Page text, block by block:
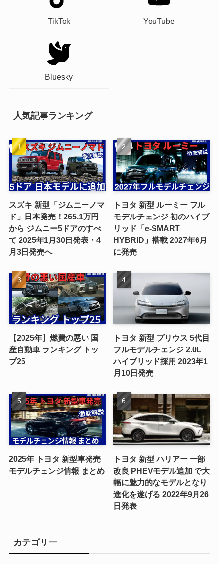
TikTok YouTube
Bluesky
人気記事ランキング
スズキ 新型「ジムニーノマ
ド」日本発売！265.1万円
から ジムニー5ドアのすべ
て 2025年1月30日発表・4
月3日発売へ
トヨタ 新型 ルーミー フル
モデルチェンジ 初のハイブ
リッド「e-SMART
HYBRID」搭載 2027年6月
に発売
【2025年】燃費の悪い 国
産自動車 ランキング トッ
プ25
トヨタ 新型 プリウス 5代目
フルモデルチェンジ 2.0L
ハイブリッド採用 2023年1
月10日発売
2025年 トヨタ 新型車発売
モデルチェンジ情報 まとめ
トヨタ 新型 ハリアー 一部
改良 PHEVモデル追加 で大
幅に魅力的なモデルとなり
進化を遂げる 2022年9月26
日発表
カテゴリー